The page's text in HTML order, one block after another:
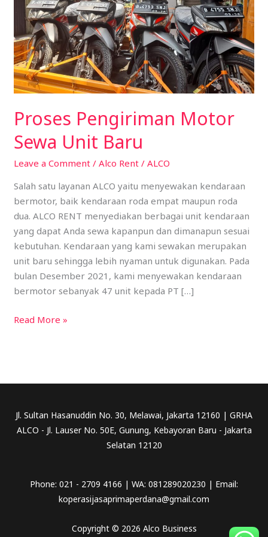
Proses Pengiriman Motor
Sewa Unit Baru
Leave a Comment /Alco Rent /ALCO
Salah satu layanan ALCO yaitu menyewakan kendaraan
bermotor, baik kendaraan roda empat maupun roda
dua. ALCO RENT menyediakan berbagai unit kendaraan
yang dapat Anda sewa kapanpun dan dimanapun sesuai
kebutuhan. Kendaraan yang kami sewakan merupakan
unit baru sehingga lebih nyaman untuk digunakan. Pada
bulan Desember 2021, kami menyewakan kendaraan
bermotor sebanyak 47 unit kepada PT […]
Read More »
Jl. Sultan Hasanuddin No. 30, Melawai, Jakarta 12160 | GRHA
ALCO - Jl. Lauser No. 50E, Gunung, Kebayoran Baru - Jakarta
Selatan 12120
Phone: 021 - 2709 4166 | WA: 081289020230 | Email:
koperasijasaprimaperdana@gmail.com
Copyright © 2026 Alco Business